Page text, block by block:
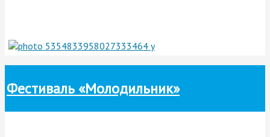
Фестиваль «Молодильник»